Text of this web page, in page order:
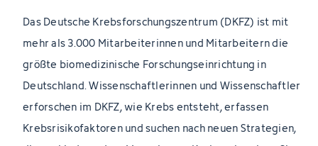
Das Deutsche Krebsforschungszentrum (DKFZ) ist mit
mehr als 3.000 Mitarbeiterinnen und Mitarbeitern die
größte biomedizinische Forschungseinrichtung in
Deutschland. Wissenschaftlerinnen und Wissenschaftler
erforschen im DKFZ, wie Krebs entsteht, erfassen
Krebsrisikofaktoren und suchen nach neuen Strategien,